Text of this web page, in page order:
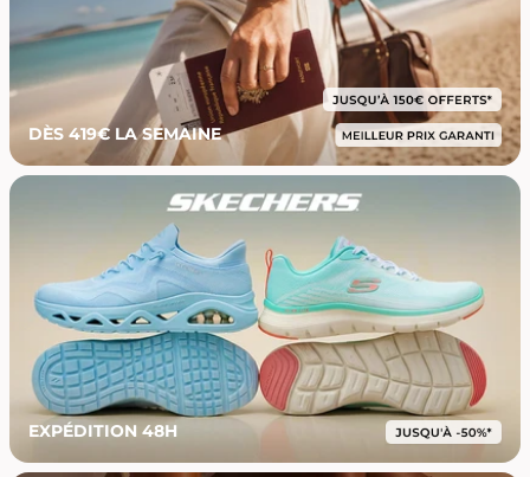
DÈS 419€ LA SEMAINE
EXPÉDITION 48H